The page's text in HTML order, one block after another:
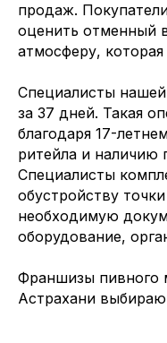
продаж.
оценить отменный
атмосферу,
Специалисты нашей
за 37 дней. Такая
благодаря 17-
ритейла и наличию
Специалисты
обустройству
необходимую
оборудование,
Франшизы пивного
Астрахани